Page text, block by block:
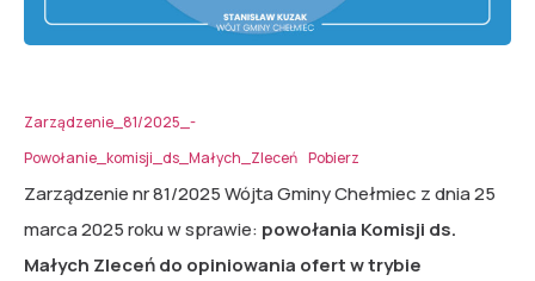
Zarządzenie_81/2025_-
Powołanie_komisji_ds_Małych_Zleceń Pobierz
Zarządzenie nr 81/2025 Wójta Gminy Chełmiec z dnia 25
marca 2025 roku w sprawie: powołania Komisji ds.
Małych Zleceń do opiniowania ofert w trybie